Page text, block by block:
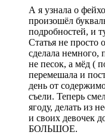
А я узнала о
произошёл
подробностей, и
Статья не
сделала немного,
не песок, а мёд (
перемешала и
день от
съели. Теперь
ягоду, делать из
и своих девочек
БОЛЬШОЕ.